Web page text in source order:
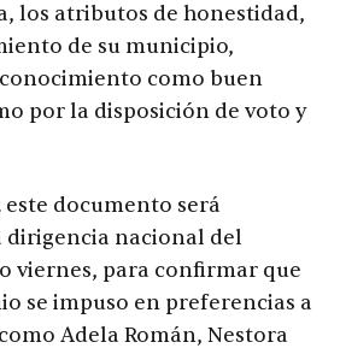
los atributos de honestidad,
de su municipio,
como buen
por la disposición de voto y
este documento será
dirigencia nacional del
viernes, para confirmar que
se impuso en preferencias a
Adela Román, Nestora